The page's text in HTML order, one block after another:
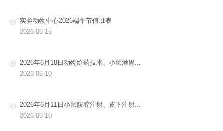
实验动物中心2026端午节值班表
2026-06-15
2026年6月18日动物给药技术、小鼠灌胃...
2026-06-10
2026年6月11日小鼠腹腔注射、皮下注射...
2026-06-10